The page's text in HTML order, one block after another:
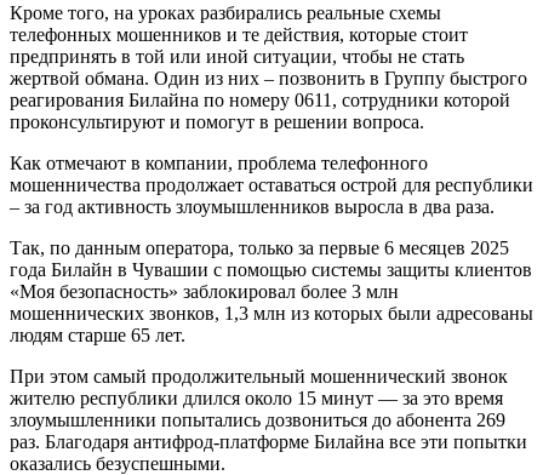
Кроме того, на уроках разбирались реальные схемы
телефонных мошенников и те действия, которые стоит
предпринять в той или иной ситуации, чтобы не стать
жертвой обмана. Один из них – позвонить в Группу быстрого
реагирования Билайна по номеру 0611, сотрудники которой
проконсультируют и помогут в решении вопроса.
Как отмечают в компании, проблема телефонного
мошенничества продолжает оставаться острой для республики
– за год активность злоумышленников выросла в два раза.
Так, по данным оператора, только за первые 6 месяцев 2025
года Билайн в Чувашии с помощью системы защиты клиентов
«Моя безопасность» заблокировал более 3 млн
мошеннических звонков, 1,3 млн из которых были адресованы
людям старше 65 лет.
При этом самый продолжительный мошеннический звонок
жителю республики длился около 15 минут — за это время
злоумышленники попытались дозвониться до абонента 269
раз. Благодаря антифрод-платформе Билайна все эти попытки
оказались безуспешными.